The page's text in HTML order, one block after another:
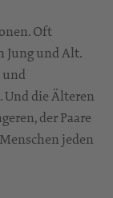
Oft
Jung und Alt.
und
die Älteren
der Paare
jeden